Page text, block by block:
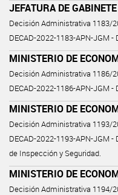
JEFATURA DE
Decisión Administrativa 1183/
DECAD-2022-1183-APN-JGM -
MINISTERIO DE
Decisión Administrativa 1186/
DECAD-2022-1186-APN-JGM -
MINISTERIO DE
Decisión Administrativa 1193/
DECAD-2022-1193-APN-JGM
de Inspección y Seguridad.
MINISTERIO DE
Decisión Administrativa 1194/